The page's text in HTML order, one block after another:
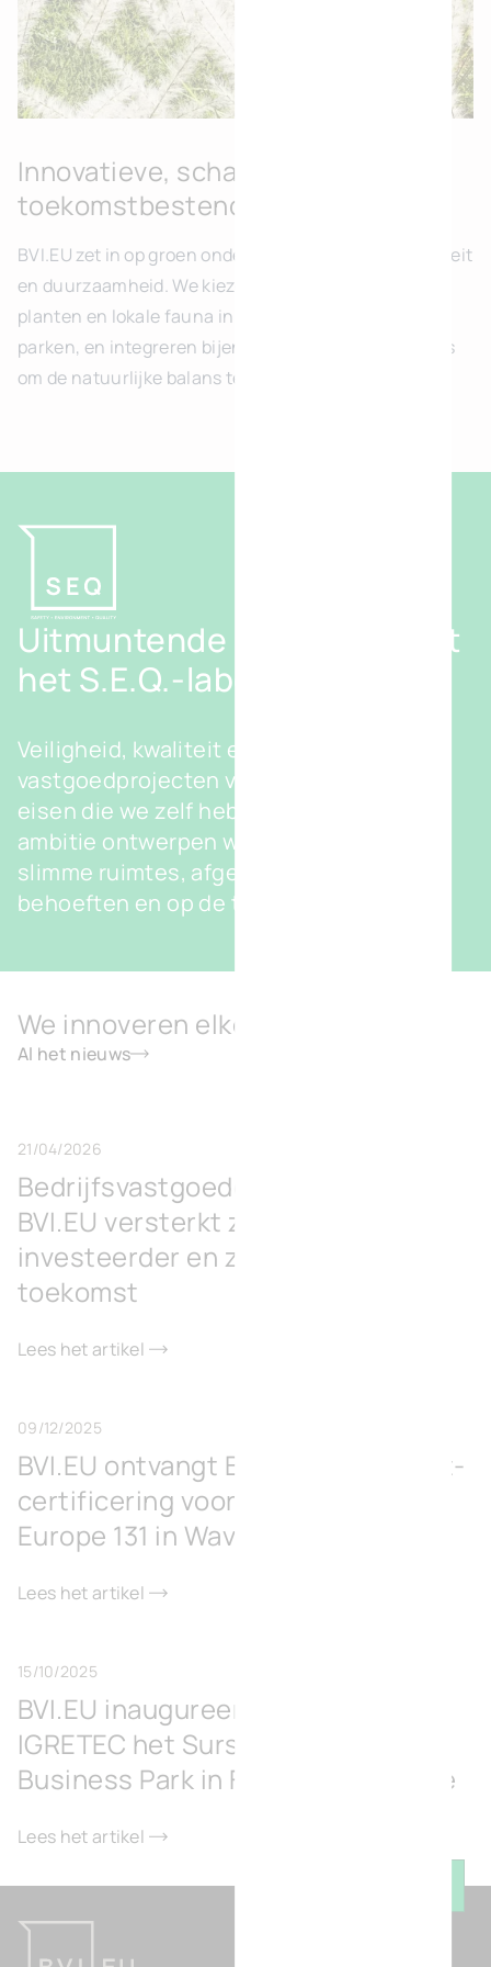
Innovatieve, schaalbare en
toekomstbestendige projecten
BVI.EU zet in op groen ondernemerschap, biodiversiteit
en duurzaamheid. We kiezen bewust voor inheemse
planten en lokale fauna in het ontwerp van onze
parken, en integreren bijenkorven en insectenhotels
om de natuurlijke balans te bevorderen.
Uitmuntende projecten met
het S.E.Q.-label
Veiligheid, kwaliteit en milieu. Onze
vastgoedprojecten voldoen aan strenge
eisen die we zelf hebben bepaald. Met
ambitie ontwerpen we duurzame en
slimme ruimtes, afgestemd op uw
behoeften en op de toekomst.
We innoveren elke dag opnieuw
Al het nieuws
21/04/2026
Bedrijfsvastgoedontwikkelaar
BVI.EU versterkt zich met
investeerder en zet koers naar de
toekomst
Lees het artikel
09/12/2025
BVI.EU ontvangt BREEAM Excellent-
certificering voor kantoorgebouw
Europe 131 in Waver
Lees het artikel
15/10/2025
BVI.EU inaugureert samen met
IGRETEC het Surschiste Green
Business Park in Fontaine-l’Évêque
Lees het artikel